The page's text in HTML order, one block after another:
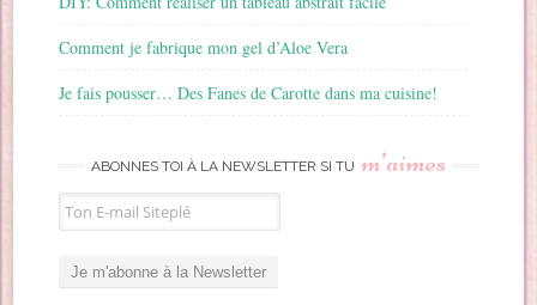
Comment je fabrique mon gel d’Aloe Vera
Je fais pousser… Des Fanes de Carotte dans ma cuisine!
ABONNES TOI À LA NEWSLETTER SI TU m’aimes